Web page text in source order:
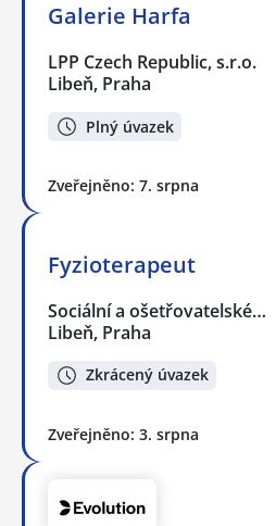
Galerie Harfa
LPP Czech Republic, s.r.o.
Libeň, Praha
Plný úvazek
Zveřejněno: 7. srpna
Fyzioterapeut
Sociální a ošetřovatelské…
Libeň, Praha
Zkrácený úvazek
Zveřejněno: 3. srpna